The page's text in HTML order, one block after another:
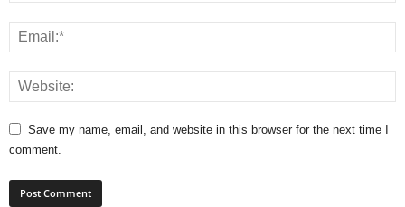
Save my name, email, and website in this browser for the next time I
comment.